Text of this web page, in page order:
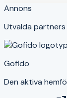
Annons
Utvalda partners
Gofido
Den aktiva